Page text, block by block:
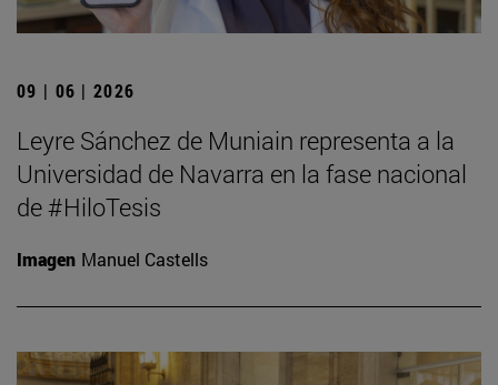
09 | 06 | 2026
Leyre Sánchez de Muniain representa a la
Universidad de Navarra en la fase nacional
de #HiloTesis
Imagen Manuel Castells